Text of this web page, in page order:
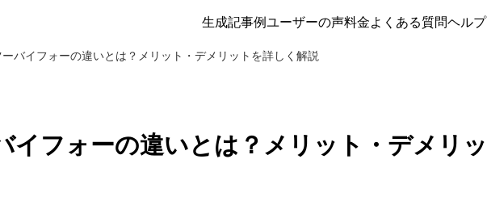
生成記事例ユーザーの声料金よくある質問ヘルプ
バイフォーの違いとは？メリット・デメリットを詳しく解説
イフォーの違いとは？メリット・デメリッ